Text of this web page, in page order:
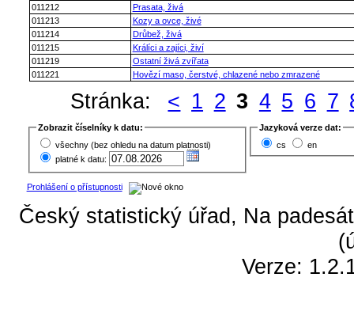
011212
Prasata, živá
011213
Kozy a ovce, živé
011214
Drůbež, živá
011215
Králíci a zajíci, živí
011219
Ostatní živá zvířata
011221
Hovězí maso, čerstvé, chlazené nebo zmrazené
Stránka: < 1 2 3 4 5 6 7
Zobrazit číselníky k datu:
všechny (bez ohledu na datum platnosti)
platné k datu:
Jazyková verze dat:
cs
en
Prohlášení o přístupnosti
Český statistický úřad, Na
Verze: